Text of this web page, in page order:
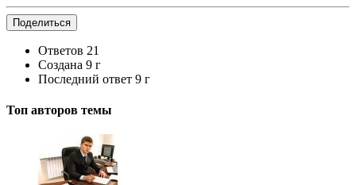
Поделиться
Ответов 21
Создана 9 г
Последний ответ 9 г
Топ авторов темы